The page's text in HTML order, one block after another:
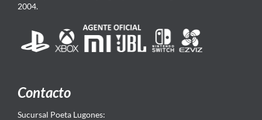
2004.
Contacto
Sucursal Poeta Lugones: